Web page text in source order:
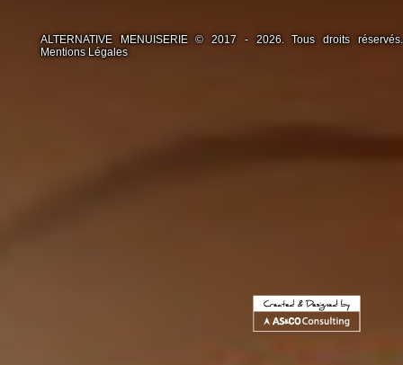
ALTERNATIVE MENUISERIE © 2017 - 2026. Tous droits réservés.
Mentions Légales